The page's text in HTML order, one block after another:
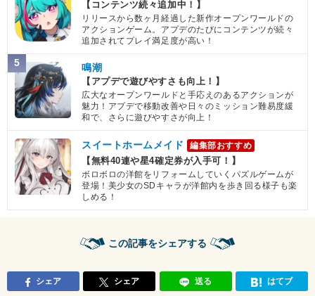
【コンテンツ続々追加中！】
リリースから数ヶ月経過した新作オープンワールドの
アクションゲーム。アプデのたびにコンテンツが続々
追加されてプレイ満足度が高い！
5 鳴潮
【アプデで遊びやすさも向上！】
広大なオープンワールドと手応えのあるアクションが
魅力！アプデで移動改善や日々のミッション難易度緩
和で、さらに遊びやすさが向上！
スイートホームメイド 編集部おすすめ
【無料40連や星4確定券が入手可！】
ボロボロの洋館をリフォームしていくパズルゲームが
登場！美少女のSDキャラが洋館内を歩き回る様子も楽
しめる！
この記事をシェアする
シェア シェア 送る はてブ